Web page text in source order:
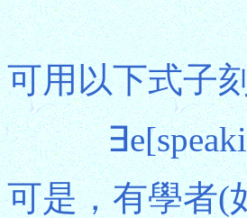
可用以下式子
可是，有學者(